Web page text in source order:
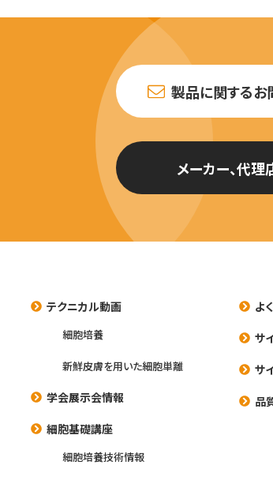
製品に関するお
メーカー、代理
テクニカル動画
細胞培養
新鮮皮膚を用いた細胞単離
学会展示会情報
細胞基礎講座
細胞培養技術情報
よ
サ
サ
品